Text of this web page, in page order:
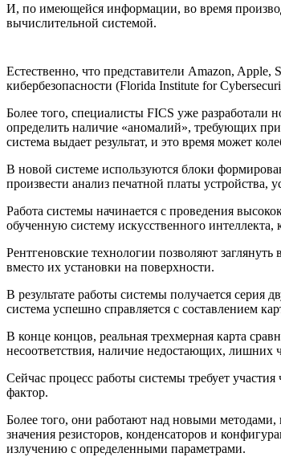
И, по имеющейся информации, во время
вычислительной системой.
Естественно, что представители Amazon,
кибербезопасности (Florida Institute for
Более того, специалисты FICS уже разработали
определить наличие «аномалий», требующих
система выдает результат, и это время может
В новой системе используются блоки
произвести анализ печатной платы
Работа системы начинается с проведения
обученную систему искусственного
Рентгеновские технологии позволяют
вместо их установки на поверхности.
В результате работы системы получается
система успешно справляется с составлением
В конце концов, реальная трехмерная карта
несоответствия, наличие недостающих,
Сейчас процесс работы системы требует
фактор.
Более того, они работают над новыми
значения резисторов, конденсаторов и
излучению с определенными параметрами.